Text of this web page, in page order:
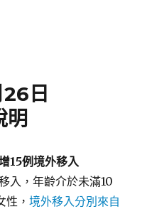
日
明
15例境外移入
入，年齡介於未滿10
性，境外移入分別來自